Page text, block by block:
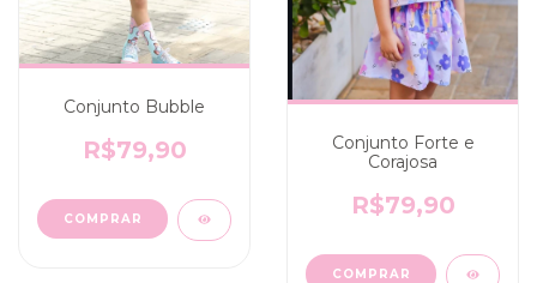
Conjunto Bubble
R$79,90
COMPRAR
Conjunto Forte e
Corajosa
R$79,90
COMPRAR